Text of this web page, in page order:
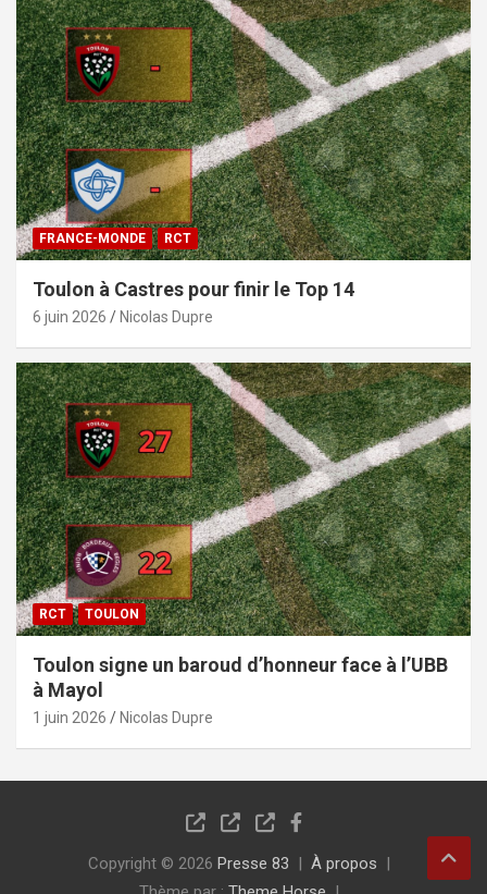
FRANCE-MONDE RCT
Toulon à Castres pour finir le Top 14
6 juin 2026 Nicolas Dupre
RCT TOULON
Toulon signe un baroud d’honneur face à l’UBB
à Mayol
1 juin 2026 Nicolas Dupre
Copyright © 2026 Presse 83
À propos